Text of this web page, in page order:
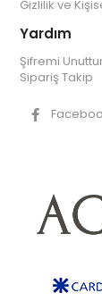
Gizlilik ve
Yardım
Şifremi
Sipariş Takip